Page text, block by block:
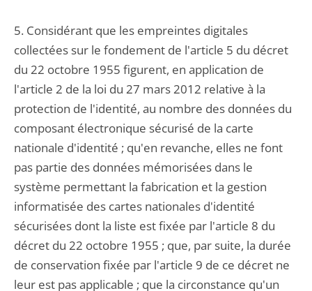
5. Considérant que les empreintes digitales
collectées sur le fondement de l'article 5 du décret
du 22 octobre 1955 figurent, en application de
l'article 2 de la loi du 27 mars 2012 relative à la
protection de l'identité, au nombre des données du
composant électronique sécurisé de la carte
nationale d'identité ; qu'en revanche, elles ne font
pas partie des données mémorisées dans le
système permettant la fabrication et la gestion
informatisée des cartes nationales d'identité
sécurisées dont la liste est fixée par l'article 8 du
décret du 22 octobre 1955 ; que, par suite, la durée
de conservation fixée par l'article 9 de ce décret ne
leur est pas applicable ; que la circonstance qu'un